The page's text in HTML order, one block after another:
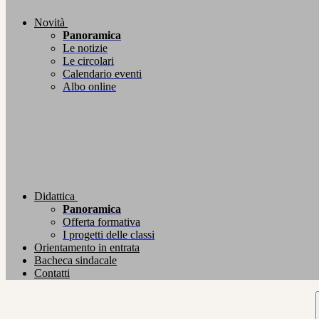
Novità
Panoramica
Le notizie
Le circolari
Calendario eventi
Albo online
Didattica
Panoramica
Offerta formativa
I progetti delle classi
Orientamento in entrata
Bacheca sindacale
Contatti